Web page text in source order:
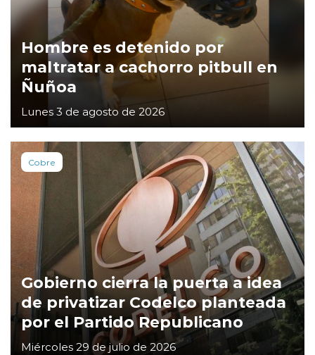
Hombre es detenido por
maltratar a cachorro pitbull en
Ñuñoa
Lunes 3 de agosto de 2026
Cobre
Gobierno cierra la puerta a idea
de privatizar Codelco planteada
por el Partido Republicano
Miércoles 29 de julio de 2026